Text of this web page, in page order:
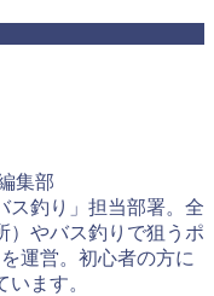
集部
ス釣り」担当部署。全
）やバス釣りで狙うポ
運営。初心者の方に
ます。